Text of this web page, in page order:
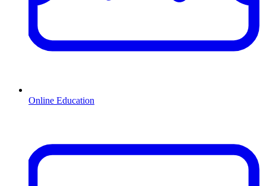
Online Education